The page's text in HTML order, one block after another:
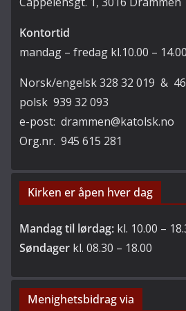
Kontortid
mandag – fredag kl.10.00 – 14.00
Norsk/engelsk 328 32 019 &
polsk 939 32 093
e-post: drammen@katolsk.no
Org.nr. 945 615 281
Kirken er åpen hver dag
Mandag til lørdag: kl. 10.00 –
Søndager kl. 08.30 – 18.00
Menighetsbidrag via